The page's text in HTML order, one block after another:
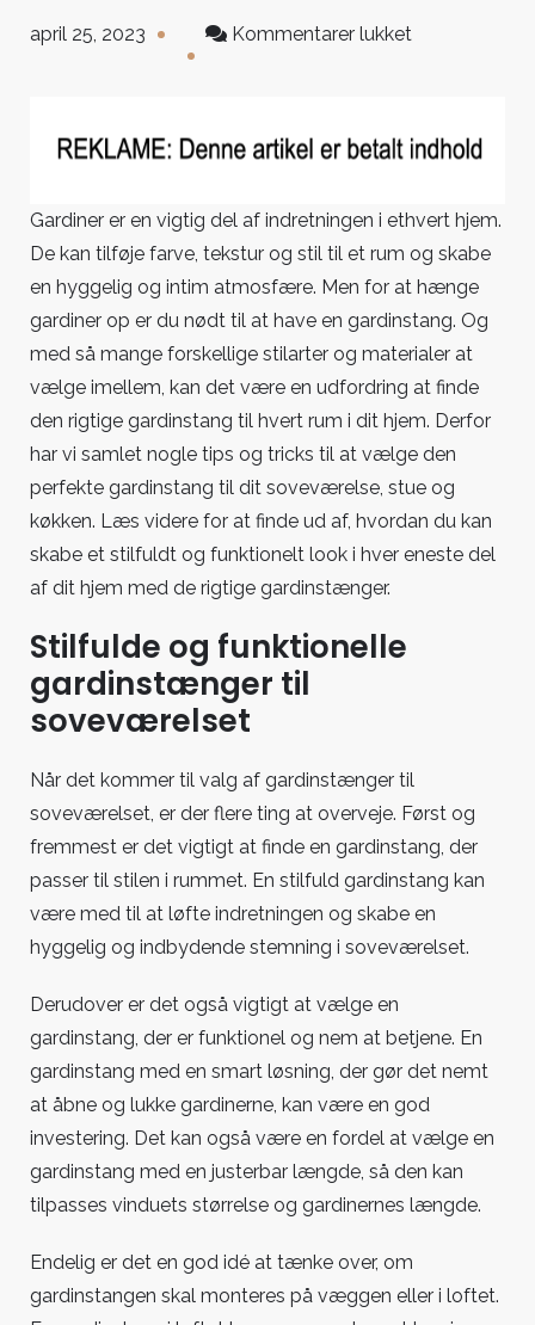
april 25, 2023 Kommentarer lukkettil
rum:
soveværelse
køkken
Gardiner er en vigtig del af indretningen i ethvert hjem.
De kan tilføje farve, tekstur og stil til et rum og skabe
en hyggelig og intim atmosfære. Men for at hænge
gardiner op er du nødt til at have en gardinstang. Og
med så mange forskellige stilarter og materialer at
vælge imellem, kan det være en udfordring at finde
den rigtige gardinstang til hvert rum i dit hjem. Derfor
har vi samlet nogle tips og tricks til at vælge den
perfekte gardinstang til dit soveværelse, stue og
køkken. Læs videre for at finde ud af, hvordan du kan
skabe et stilfuldt og funktionelt look i hver eneste del
af dit hjem med de rigtige gardinstænger.
Stilfulde og funktionelle
gardinstænger til
soveværelset
Når det kommer til valg af gardinstænger til
soveværelset, er der flere ting at overveje. Først og
fremmest er det vigtigt at finde en gardinstang, der
passer til stilen i rummet. En stilfuld gardinstang kan
være med til at løfte indretningen og skabe en
hyggelig og indbydende stemning i soveværelset.
Derudover er det også vigtigt at vælge en
gardinstang, der er funktionel og nem at betjene. En
gardinstang med en smart løsning, der gør det nemt
at åbne og lukke gardinerne, kan være en god
investering. Det kan også være en fordel at vælge en
gardinstang med en justerbar længde, så den kan
tilpasses vinduets størrelse og gardinernes længde.
Endelig er det en god idé at tænke over, om
gardinstangen skal monteres på væggen eller i loftet.